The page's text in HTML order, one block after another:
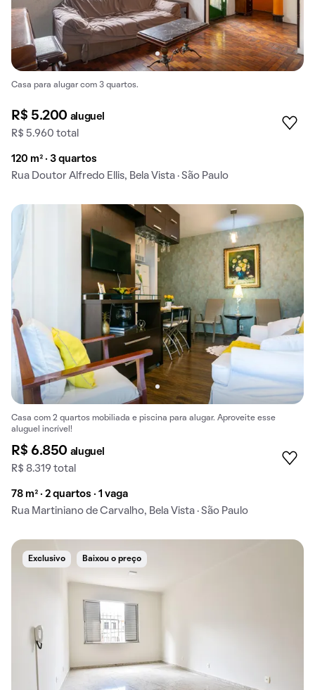
Casa para alugar com 3 quartos.
R$ 5.200 aluguel
R$ 5.960 total
120 m² · 3 quartos
Rua Doutor Alfredo Ellis, Bela Vista · São Paulo
Casa com 2 quartos mobiliada e piscina para alugar. Aproveite esse
aluguel incrível!
R$ 6.850 aluguel
R$ 8.319 total
78 m² · 2 quartos · 1 vaga
Rua Martiniano de Carvalho, Bela Vista · São Paulo
Exclusivo Baixou o preço